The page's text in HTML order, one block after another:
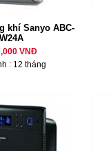
khí Sanyo ABC-
VNĐ
: 12 tháng